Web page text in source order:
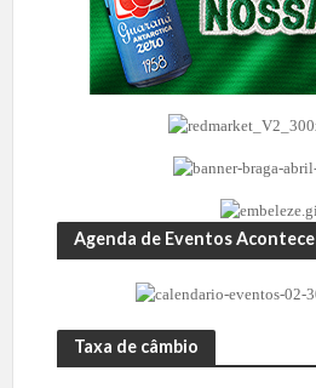
Agenda de Eventos Acontece
Taxa de câmbio